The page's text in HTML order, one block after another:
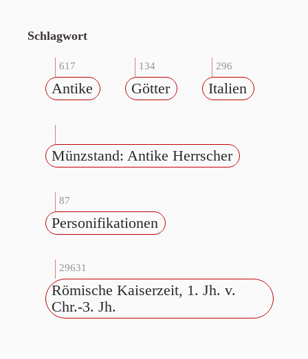
Schlagwort
617
Antike
134
Götter
296
Italien
Münzstand: Antike Herrscher
87
Personifikationen
29631
Römische Kaiserzeit, 1. Jh. v.
Chr.-3. Jh.